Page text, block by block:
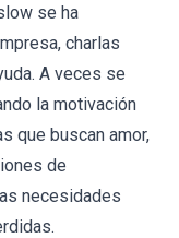
se ha
charlas
A veces se
la motivación
que buscan amor,
de
necesidades